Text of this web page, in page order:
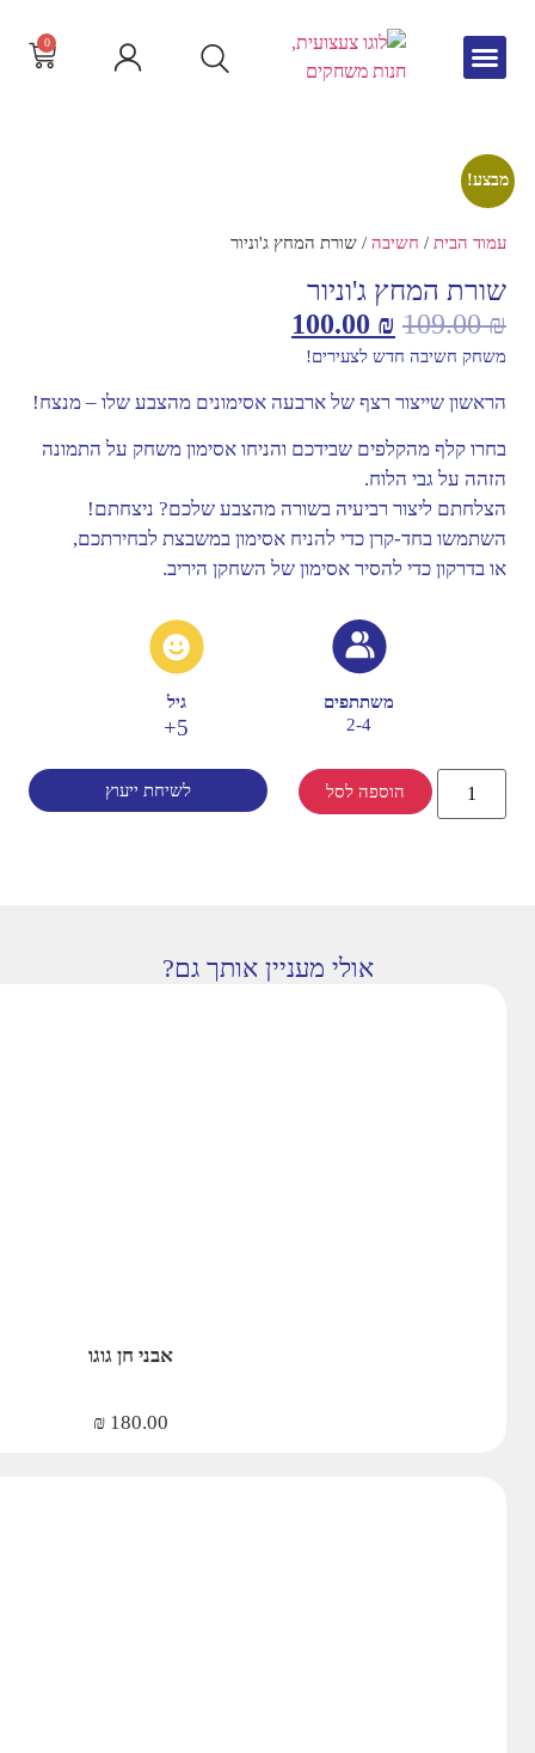
0
מבצע!
עמוד הבית / חשיבה / שורת המחץ ג'וניור
שורת המחץ ג'וניור
109.00₪
100.00 ₪
משחק חשיבה חדש לצעירים!
הראשון שייצור רצף של ארבעה אסימונים מהצבע שלו – מנצח!
בחרו קלף מהקלפים שבידכם והניחו אסימון משחק על התמונה
הזהה על גבי הלוח.
הצלחתם ליצור רביעיה בשורה מהצבע שלכם? ניצחתם!
השתמשו בחד-קרן כדי להניח אסימון במשבצת לבחירתכם,
או בדרקון כדי להסיר אסימון של השחקן היריב.
משתתפים
2-4
גיל
5+
הוספה לסל לשיחת ייעוץ
אולי מעניין אותך גם?
אבני חן גוגו
180.00
₪